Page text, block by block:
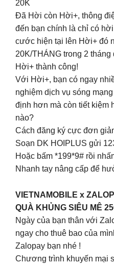
20K
Đã Hời còn Hời+, thông
đến bạn chính là chỉ có
cước hiện tại lên Hời+ đó
20K/THÁNG trong 2
Hời+ thành công!
Với Hời+, bạn có ngay
nghiệm dịch vụ sóng
định hơn mà còn tiết kiệm
nào?
Cách đăng ký cực đơn
Soạn DK HOIPLUS gửi
Hoặc bấm *199*9# rồi
Nhanh tay nâng cấp để
VIETNAMOBILE x
QUÀ KHỦNG SIÊU MÊ
Ngày của bạn thân với
ngay cho thuê bao của
Zalopay bạn nhé !
Chương trình khuyến mại